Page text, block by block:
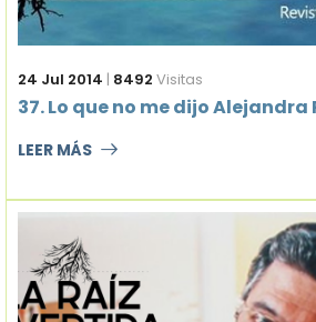
24 Jul 2014 | 8492 Visitas
37. Lo que no me dijo Alejandra
LEER MÁS